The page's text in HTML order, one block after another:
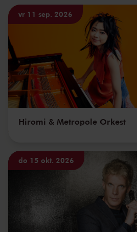
vr 11 sep. 2026
Hiromi & Metropole Orkest
do 15 okt. 2026